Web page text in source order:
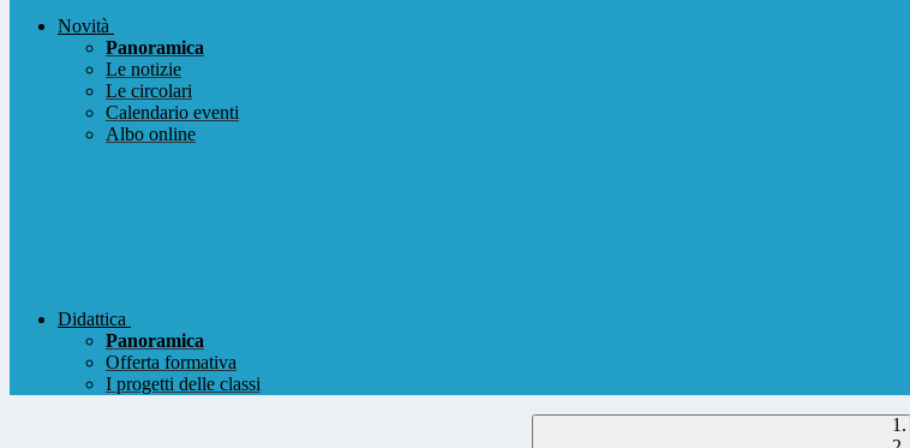
Novità
Panoramica
Le notizie
Le circolari
Calendario eventi
Albo online
Didattica
Panoramica
Offerta formativa
I progetti delle classi